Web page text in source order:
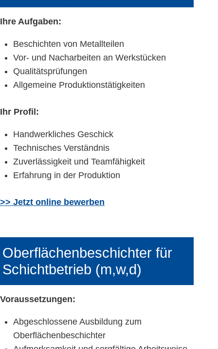
Ihre Aufgaben:
Beschichten von Metallteilen
Vor- und Nacharbeiten an Werkstücken
Qualitätsprüfungen
Allgemeine Produktionstätigkeiten
Ihr Profil:
Handwerkliches Geschick
Technisches Verständnis
Zuverlässigkeit und Teamfähigkeit
Erfahrung in der Produktion
>> Jetzt online bewerben
Oberflächenbeschichter für
Schichtbetrieb (m,w,d)
Voraussetzungen:
Abgeschlossene Ausbildung zum
Oberflächenbeschichter